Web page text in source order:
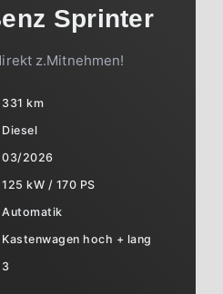
Sprinter
z.Mitnehmen!
331 km
Diesel
03/2026
125 kW / 170 PS
Automatik
Kastenwagen hoch + lang
3